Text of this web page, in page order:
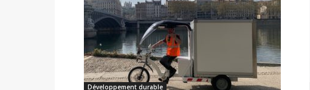
Développement durable